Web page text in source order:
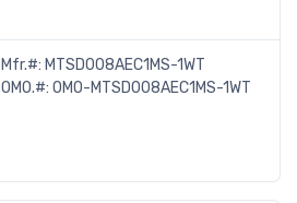
Mfr.#: MTSD008AEC1MS-1WT
OMO.#: OMO-MTSD008AEC1MS-1WT